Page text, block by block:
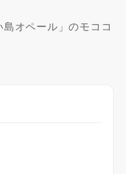
オペール」のモココ